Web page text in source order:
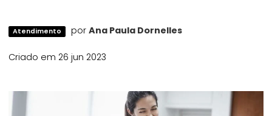
Atendimento por Ana Paula Dornelles
Criado em 26 jun 2023